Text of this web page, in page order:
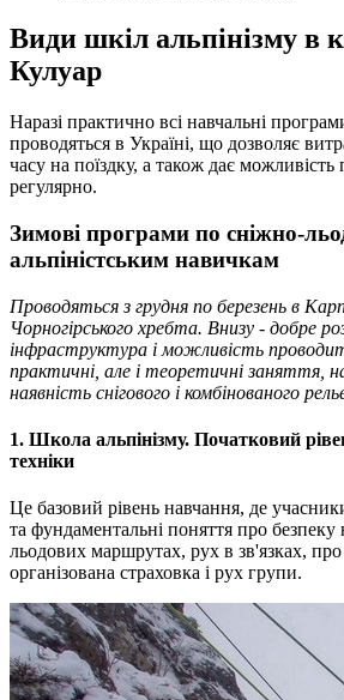
Види шкіл альпінізму в
Кулуар
Наразі практично всі навчальні
проводяться в Україні, що дозволяє
часу на поїздку, а також дає можливість
регулярно.
Зимові програми по сніжно-
альпіністським навичкам
Проводяться з грудня по березень в
Чорногірського хребта. Внизу - добре
інфраструктура і можливість
практичні, але і теоретичні заняття,
наявність снігового і комбінованого
1. Школа альпінізму. Початковий
техніки
Це базовий рівень навчання, де
та фундаментальні поняття про
льодових маршрутах, рух в зв'язках,
організована страховка і рух групи.